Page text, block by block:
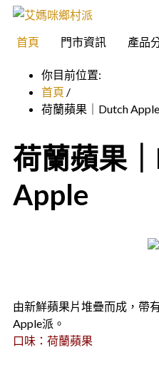
首頁 門市資訊 產品
你目前位置:
首頁 /
荷蘭蘋果｜Dutch Apple
荷蘭蘋果
Apple
由新鮮蘋果片堆疊而成，帶
Apple派。
口味：荷蘭蘋果